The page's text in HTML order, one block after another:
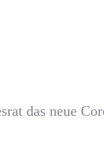
das neue